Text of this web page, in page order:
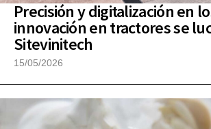
Precisión y digitalización en
innovación en tractores se
Sitevinitech
15/05/2026